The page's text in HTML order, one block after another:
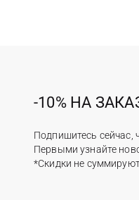
-10% НА
Подпишитесь сейчас,
Первыми узнайте
*Скидки не